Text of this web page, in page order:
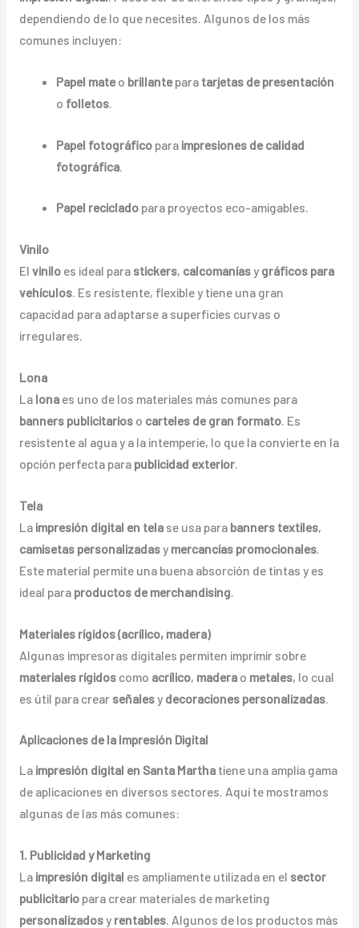
dependiendo de lo que necesites. Algunos de los más
comunes incluyen:
Papel mateo brillantepara tarjetas de presentación
o folletos
Papel fotográfico para impresiones de calidad
fotográfica
Papel reciclado para proyectos eco-amigables.
Vinilo
El viniloes ideal para stickers, calcomaníasy gráficos para
vehículos. Es resistente, flexible y tiene una gran
capacidad para adaptarse a superficies curvas o
irregulares.
Lona
La lonaes uno de los materiales más comunes para
banners publicitarioso carteles de gran formato. Es
resistente al agua y a la intemperie, lo que la convierte en la
opción perfecta para publicidad exterior.
Tela
La impresión digital en telase usa para banners textiles,
camisetas personalizadasy mercancías promocionales.
Este material permite una buena absorción de tintas y es
ideal para productos de merchandising
Materiales rígidos (acrílico, madera)
Algunas impresoras digitales permiten imprimir sobre
materiales rígidoscomo acrílico, maderao metales, lo cual
es útil para crear señalesy decoraciones personalizadas.
Aplicaciones de la Impresión Digital
La impresión digital en Santa Marthatiene una amplia gama
de aplicaciones en diversos sectores. Aquí te mostramos
algunas de las más comunes:
1. Publicidad y Marketing
La impresión digital es ampliamente utilizada en el sector
publicitariopara crear materiales de marketing
personalizadosy rentables. Algunos de los productos más